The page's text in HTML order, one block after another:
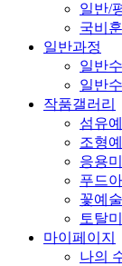
일반/
국비
일반과정
일반
일반
작품갤러리
섬유
조형
응용
푸드
꽃예
토탈
마이페이지
나의